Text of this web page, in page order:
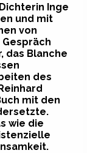
Inge
und mit
von
das Blanche
des
mit den
wie die